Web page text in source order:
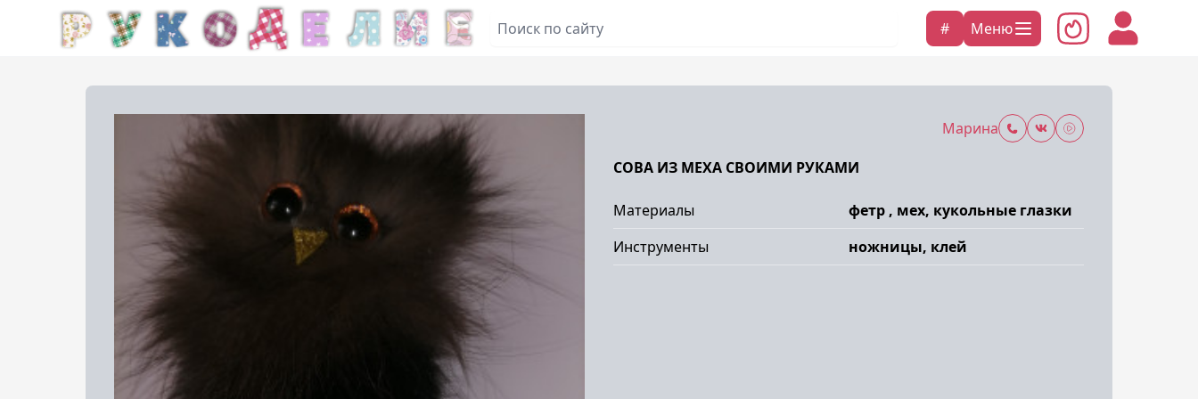
# Меню
Марина
СОВА ИЗ МЕХА СВОИМИ РУКАМИ
Материалы
фетр , мех, кукольные глазки
Инструменты
ножницы, клей